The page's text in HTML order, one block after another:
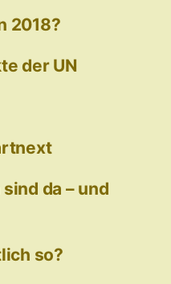
2018?
der UN
da – und
so?